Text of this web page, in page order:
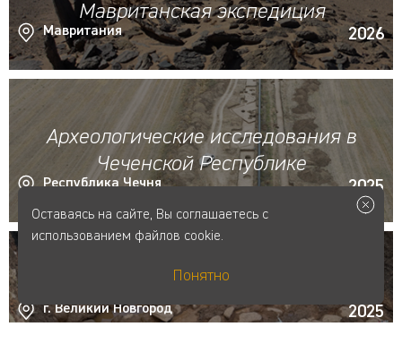
Мавританская экспедиция
Мавритания 2026
Археологические исследования в
Чеченской Республике
Республика Чечня 2025
г. Великий Новгород 2025
Оставаясь на сайте, Вы соглашаетесь с
использованием файлов cookie.
Понятно